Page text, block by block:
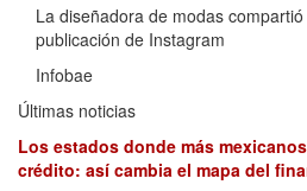
La diseñadora de modas
publicación de Instagram
Infobae
Últimas noticias
Los estados donde más
crédito: así cambia el mapa del